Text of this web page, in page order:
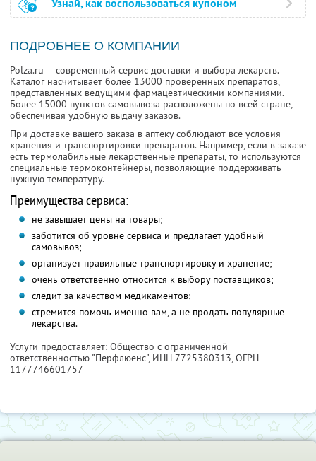
Узнай, как воспользоваться купоном
ПОДРОБНЕЕ О КОМПАНИИ
Polza.ru — современный сервис доставки и выбора лекарств.
Каталог насчитывает более 13000 проверенных препаратов,
представленных ведущими фармацевтическими компаниями.
Более 15000 пунктов самовывоза расположены по всей стране,
обеспечивая удобную выдачу заказов.
При доставке вашего заказа в аптеку соблюдают все условия
хранения и транспортировки препаратов. Например, если в заказе
есть термолабильные лекарственные препараты, то используются
специальные термоконтейнеры, позволяющие поддерживать
нужную температуру.
Преимущества сервиса:
не завышает цены на товары;
заботится об уровне сервиса и предлагает удобный
самовывоз;
организует правильные транспортировку и хранение;
очень ответственно относится к выбору поставщиков;
следит за качеством медикаментов;
стремится помочь именно вам, а не продать популярные
лекарства.
Услуги предоставляет: Общество с ограниченной
ответственностью "Перфлюенс", ИНН 7725380313, ОГРН
1177746601757